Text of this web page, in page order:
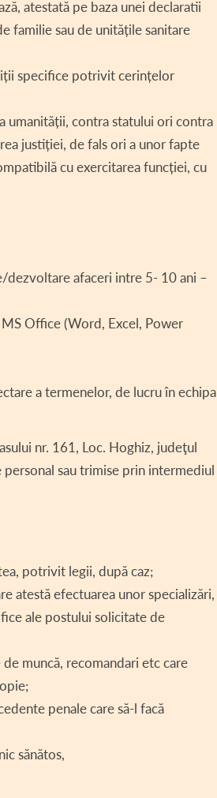
atestată pe baza unei declaratii
familie sau de unitățile sanitare
specifice potrivit cerințelor
umanității, contra statului ori contra
justiției, de fals ori a unor fapte
cu exercitarea funcției, cu
dezvoltare afaceri intre 5- 10 ani –
Office (Word, Excel, Power
a termenelor, de lucru în echipa
nr. 161, Loc. Hoghiz, judeţul
sau trimise prin intermediul
potrivit legii, după caz;
atestă efectuarea unor specializări,
ale postului solicitate de
muncă, recomandari etc care
penale care să-l facă
sănătos,